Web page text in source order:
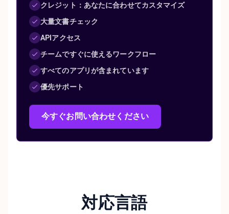
クレジット：あなたに合わせてカスタマイズ
大量文書チェック
APIアクセス
チームですぐに使えるワークフロー
すべてのアプリが含まれています
優先サポート
今すぐお問い合わせください
対応言語